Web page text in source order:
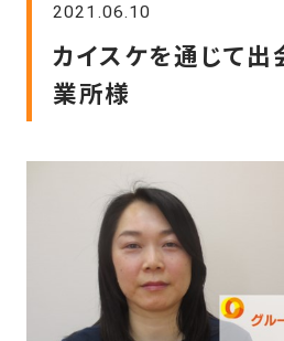
2021.06.10
カイスケを通じて出
業所様